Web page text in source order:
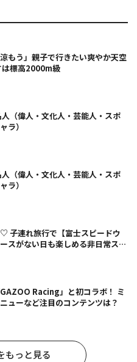
もう」親子で行きたい爽やか天空
は標高2000m級
（偉人・文化人・芸能人・スポ
ラ）
（偉人・文化人・芸能人・スポ
ラ）
子連れ旅行で【富士スピードウ
スがない日も楽しめる非日常ステ
Racing」と初コラボ！ ミ
ューなど注目のコンテンツは？
もっと見る